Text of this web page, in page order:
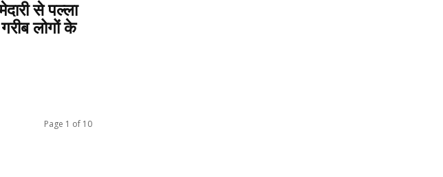
से पल्ला
लोगों के
Page 1 of 10